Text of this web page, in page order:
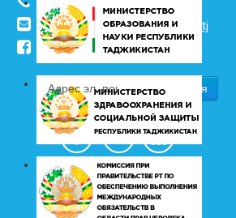
(+992 37) 2217352
info@vhk.tj
info@ombudsman.tj
/kudakon